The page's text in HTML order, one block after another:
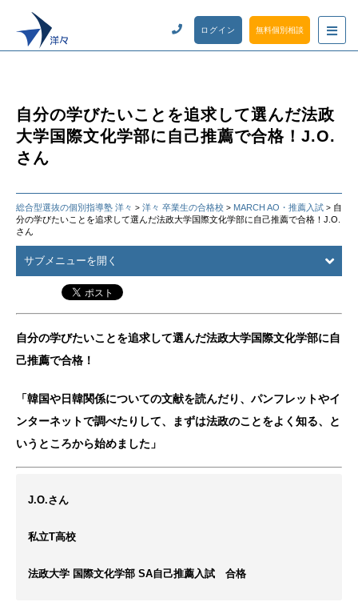
ログイン 無料個別相談
自分の学びたいことを追求して選んだ法政
大学国際文化学部に自己推薦で合格！J.O.
さん
総合型選抜の個別指導塾 洋々 > 洋々 卒業生の合格校 > MARCH AO・推薦入試 > 自
分の学びたいことを追求して選んだ法政大学国際文化学部に自己推薦で合格！J.O.
さん
サブメニューを開く
自分の学びたいことを追求して選んだ法政大学国際文化学部に自
己推薦で合格！
「韓国や日韓関係についての文献を読んだり、パンフレットやイ
ンターネットで調べたりして、まずは法政のことをよく知る、と
いうところから始めました」
J.O.さん
私立T高校
法政大学 国際文化学部 SA自己推薦入試 合格